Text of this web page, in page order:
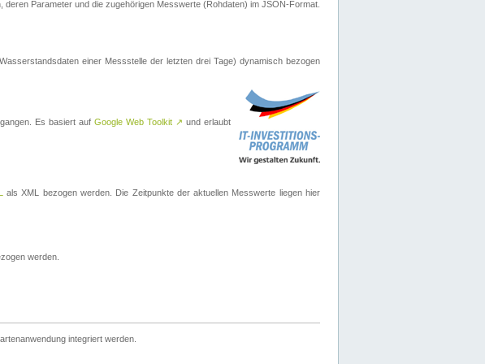
deren Parameter und die zugehörigen Messwerte (Rohdaten) im JSON-Format.
einer Messstelle der letzten drei Tage) dynamisch bezogen
Es basiert auf Google Web Toolkit ↗ und erlaubt
als XML bezogen werden. Die Zeitpunkte der aktuellen Messwerte liegen hier
werden.
integriert werden.